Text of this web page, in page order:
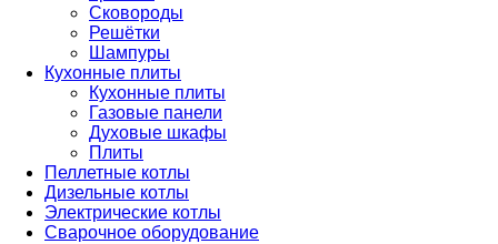
Сковороды
Решётки
Шампуры
Кухонные плиты
Кухонные плиты
Газовые панели
Духовые шкафы
Плиты
Пеллетные котлы
Дизельные котлы
Электрические котлы
Сварочное оборудование